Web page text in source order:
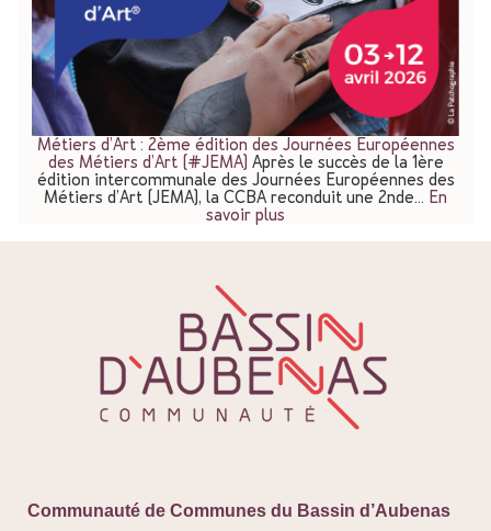
Métiers d’Art : 2ème édition des Journées Européennes
des Métiers d’Art (#JEMA) Après le succès de la 1ère
édition intercommunale des Journées Européennes des
Métiers d’Art (JEMA), la CCBA reconduit une 2nde… En
savoir plus
Communauté de Communes du Bassin d’Aubenas